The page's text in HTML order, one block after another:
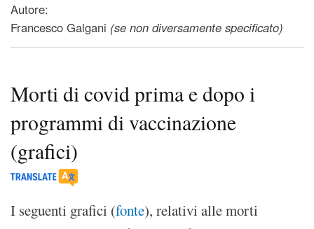
Autore:
Francesco Galgani (se non diversamente specificato)
Morti di covid prima e dopo i
programmi di vaccinazione
(grafici)
I seguenti grafici (fonte), relativi alle morti